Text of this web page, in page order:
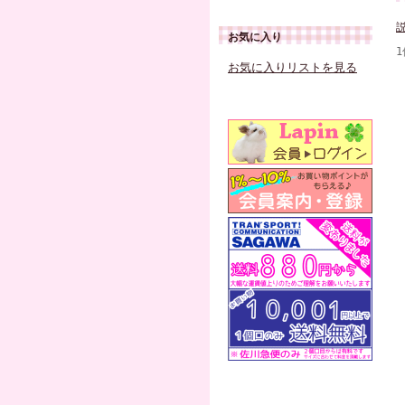
お気に入り
お気に入りリストを見る
1